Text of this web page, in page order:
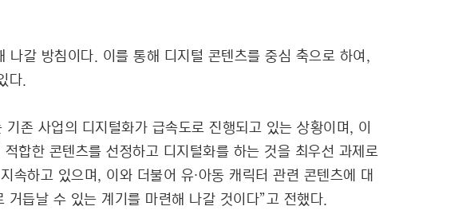
갈 방침이다. 이를 통해 디지털 콘텐츠를 중심 축으로 하여,
다.
존 사업의 디지털화가 급속도로 진행되고 있는 상황이며, 이
합한 콘텐츠를 선정하고 디지털화를 하는 것을 최우선 과제로
하고 있으며, 이와 더불어 유∙아동 캐릭터 관련 콘텐츠에 대
듭날 수 있는 계기를 마련해 나갈 것이다”고 전했다.